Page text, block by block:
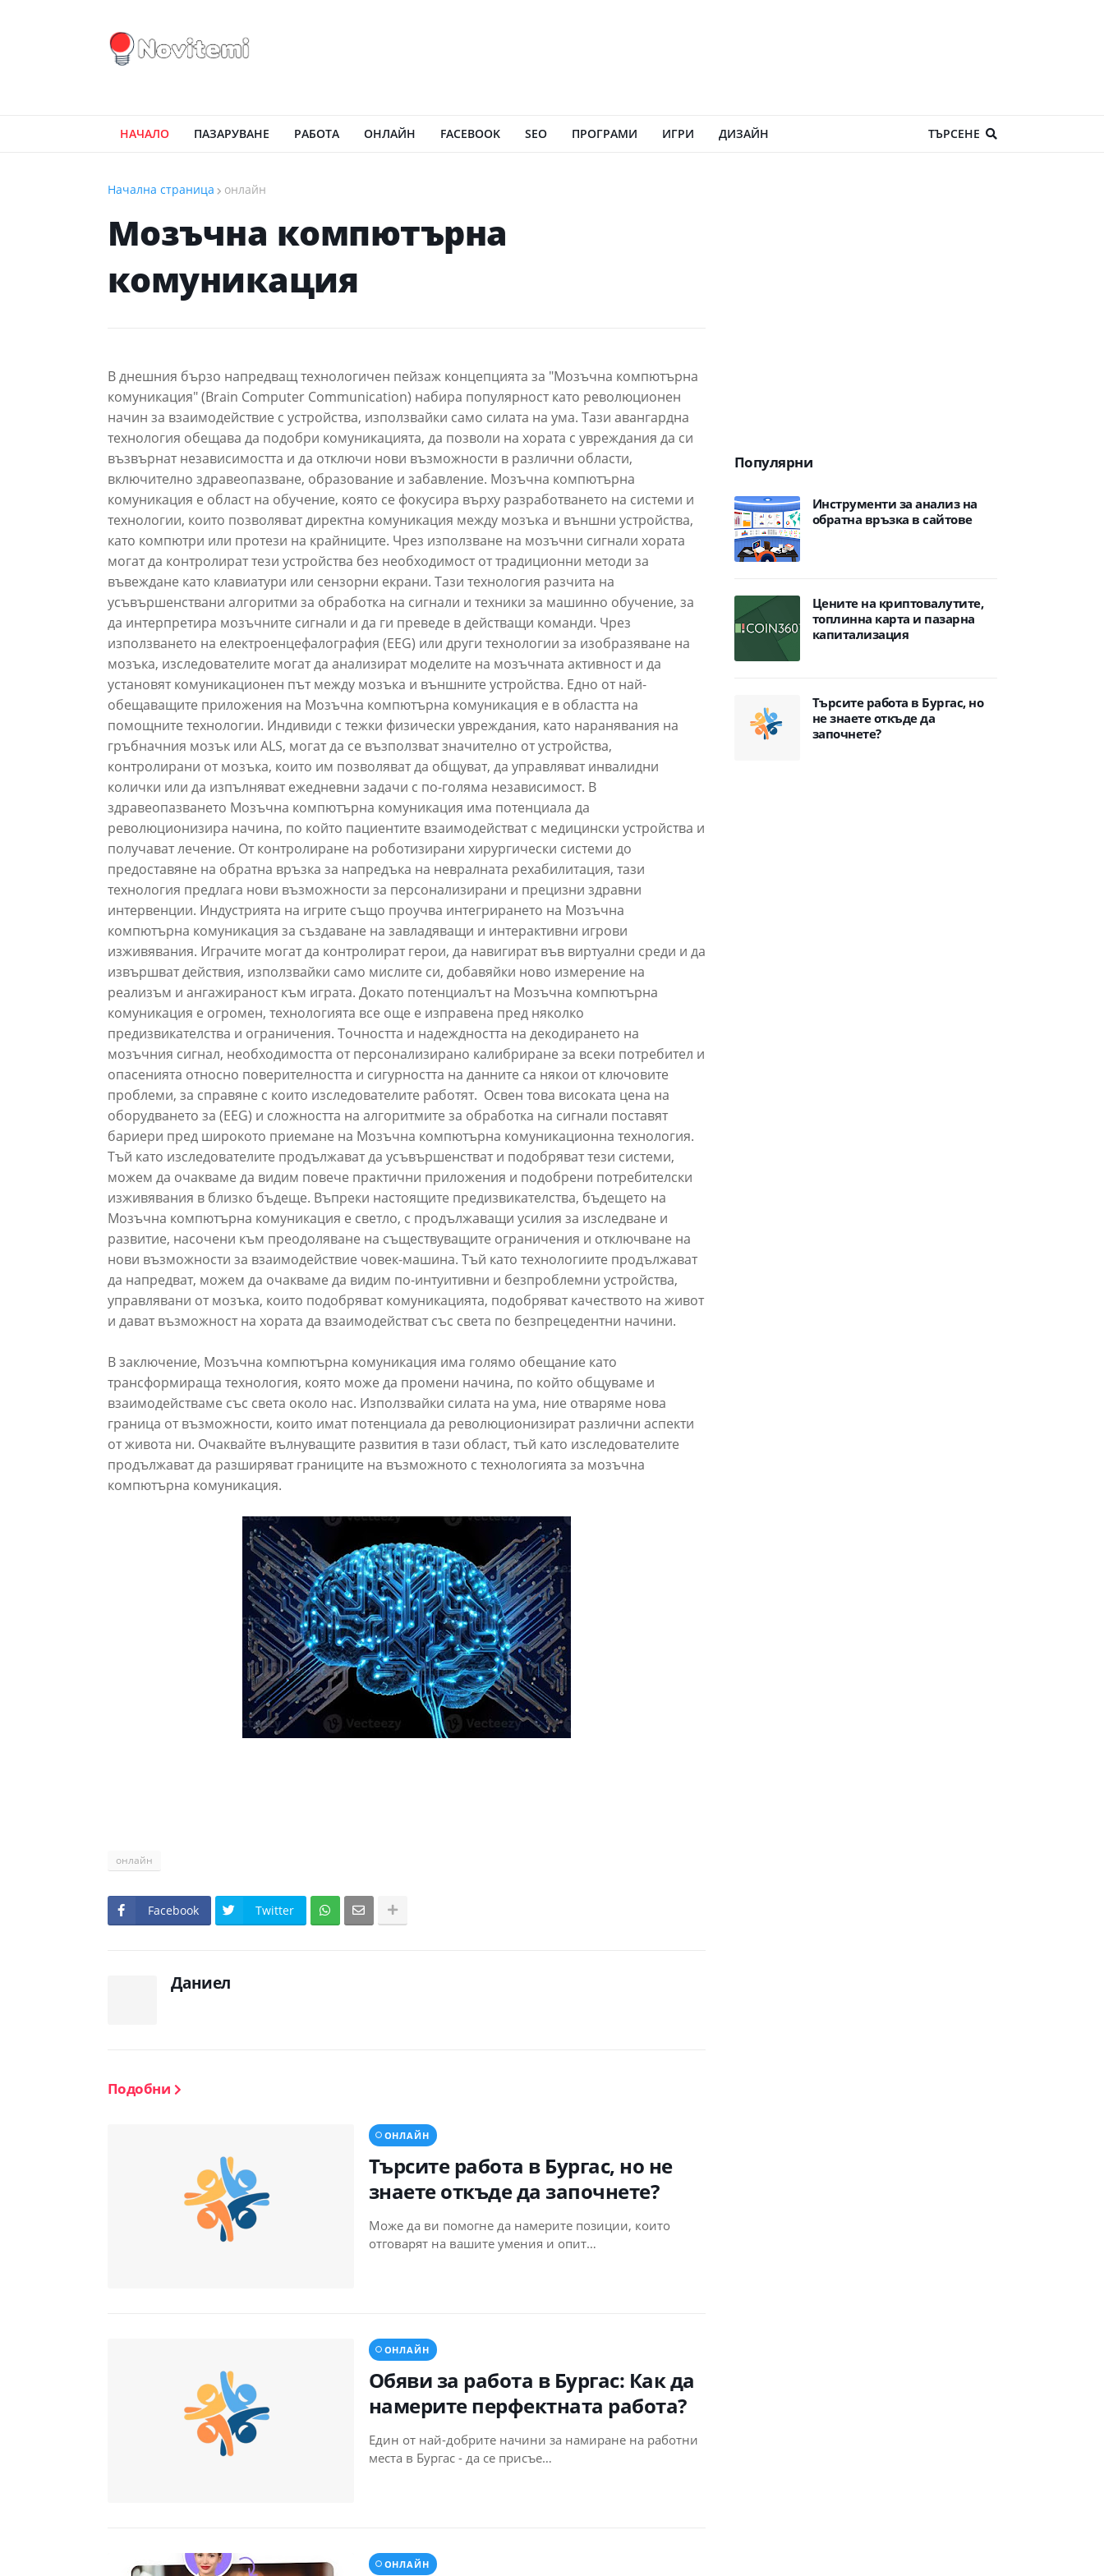
НАЧАЛО ПАЗАРУВАНЕ РАБОТА ОНЛАЙН FACEBOOK SEO ПРОГРАМИ ИГРИ ДИЗАЙН ТЪРСЕНЕ
Начална страница онлайн
Мозъчна компютърна
комуникация
В днешния бързо напредващ технологичен пейзаж концепцията за "Мозъчна компютърна
комуникация" (Brain Computer Communication) набира популярност като революционен
начин за взаимодействие с устройства, използвайки само силата на ума. Тази авангардна
технология обещава да подобри комуникацията, да позволи на хората с увреждания да си
възвърнат независимостта и да отключи нови възможности в различни области,
включително здравеопазване, образование и забавление. Мозъчна компютърна
комуникация е област на обучение, която се фокусира върху разработването на системи и
технологии, които позволяват директна комуникация между мозъка и външни устройства,
като компютри или протези на крайниците. Чрез използване на мозъчни сигнали хората
могат да контролират тези устройства без необходимост от традиционни методи за
въвеждане като клавиатури или сензорни екрани. Тази технология разчита на
усъвършенствани алгоритми за обработка на сигнали и техники за машинно обучение, за
да интерпретира мозъчните сигнали и да ги преведе в действащи команди. Чрез
използването на електроенцефалография (EEG) или други технологии за изобразяване на
мозъка, изследователите могат да анализират моделите на мозъчната активност и да
установят комуникационен път между мозъка и външните устройства. Едно от най-
обещаващите приложения на Мозъчна компютърна комуникация е в областта на
помощните технологии. Индивиди с тежки физически увреждания, като наранявания на
гръбначния мозък или ALS, могат да се възползват значително от устройства,
контролирани от мозъка, които им позволяват да общуват, да управляват инвалидни
колички или да изпълняват ежедневни задачи с по-голяма независимост. В
здравеопазването Мозъчна компютърна комуникация има потенциала да
революционизира начина, по който пациентите взаимодействат с медицински устройства и
получават лечение. От контролиране на роботизирани хирургически системи до
предоставяне на обратна връзка за напредъка на невралната рехабилитация, тази
технология предлага нови възможности за персонализирани и прецизни здравни
интервенции. Индустрията на игрите също проучва интегрирането на Мозъчна
компютърна комуникация за създаване на завладяващи и интерактивни игрови
изживявания. Играчите могат да контролират герои, да навигират във виртуални среди и да
извършват действия, използвайки само мислите си, добавяйки ново измерение на
реализъм и ангажираност към играта. Докато потенциалът на Мозъчна компютърна
комуникация е огромен, технологията все още е изправена пред няколко
предизвикателства и ограничения. Точността и надеждността на декодирането на
мозъчния сигнал, необходимостта от персонализирано калибриране за всеки потребител и
опасенията относно поверителността и сигурността на данните са някои от ключовите
проблеми, за справяне с които изследователите работят. Освен това високата цена на
оборудването за (EEG) и сложността на алгоритмите за обработка на сигнали поставят
бариери пред широкото приемане на Мозъчна компютърна комуникационна технология.
Тъй като изследователите продължават да усъвършенстват и подобряват тези системи,
можем да очакваме да видим повече практични приложения и подобрени потребителски
изживявания в близко бъдеще. Въпреки настоящите предизвикателства, бъдещето на
Мозъчна компютърна комуникация е светло, с продължаващи усилия за изследване и
развитие, насочени към преодоляване на съществуващите ограничения и отключване на
нови възможности за взаимодействие човек-машина. Тъй като технологиите продължават
да напредват, можем да очакваме да видим по-интуитивни и безпроблемни устройства,
управлявани от мозъка, които подобряват комуникацията, подобряват качеството на живот
и дават възможност на хората да взаимодействат със света по безпрецедентни начини.
В заключение, Мозъчна компютърна комуникация има голямо обещание като
трансформираща технология, която може да промени начина, по който общуваме и
взаимодействаме със света около нас. Използвайки силата на ума, ние отваряме нова
граница от възможности, които имат потенциала да революционизират различни аспекти
от живота ни. Очаквайте вълнуващите развития в тази област, тъй като изследователите
продължават да разширяват границите на възможното с технологията за мозъчна
компютърна комуникация.
онлайн
Facebook Twitter
Даниел
Подобни
ОНЛАЙН
Търсите работа в Бургас, но не
знаете откъде да започнете?
Може да ви помогне да намерите позиции, които
отговарят на вашите умения и опит…
ОНЛАЙН
Обяви за работа в Бургас: Как да
намерите перфектната работа?
Един от най-добрите начини за намиране на работни
места в Бургас - да се присъе…
ОНЛАЙН
Популярни
Инструменти за анализ на
обратна връзка в сайтове
Цените на криптовалутите,
топлинна карта и пазарна
капитализация
Търсите работа в Бургас, но
не знаете откъде да
започнете?